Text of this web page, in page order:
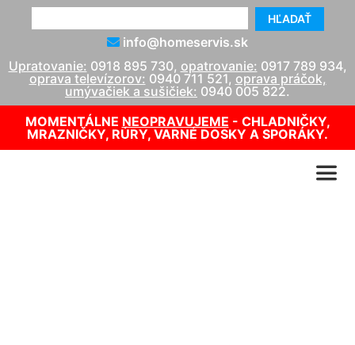
HĽADAŤ
info@homeservis.sk
Upratovanie: 0918 895 730, opatrovanie: 0917 789 934,
oprava televízorov: 0940 711 521, oprava práčok,
umývačiek a sušičiek: 0940 005 822.
MOMENTÁLNE NEOPRAVUJEME - CHLADNIČKY,
MRAZNIČKY, RÚRY, VARNÉ DOSKY A SPORÁKY.